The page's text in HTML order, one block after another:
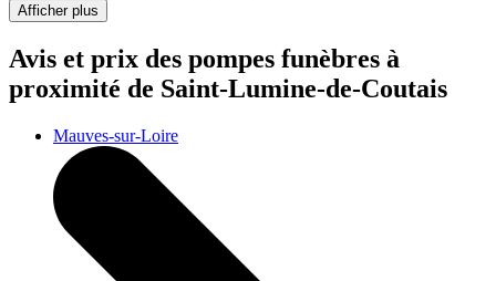
Afficher plus
Avis et prix des pompes funèbres à
proximité de Saint-Lumine-de-Coutais
Mauves-sur-Loire